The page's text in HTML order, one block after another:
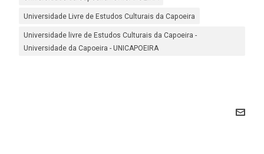
Universidade Livre de Estudos Culturais da Capoeira
Universidade livre de Estudos Culturais da Capoeira -
Universidade da Capoeira - UNICAPOEIRA